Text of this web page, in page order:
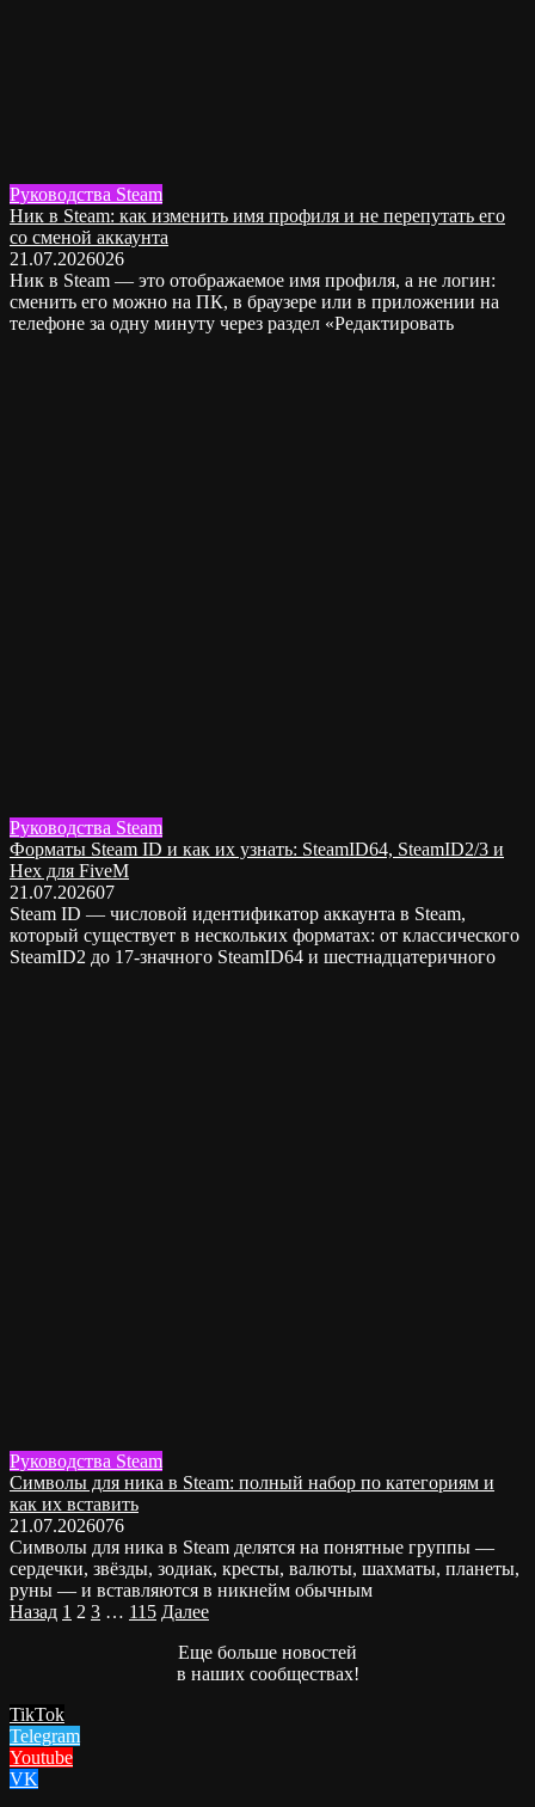
Руководства Steam
Ник в Steam: как изменить имя профиля и не перепутать его
со сменой аккаунта
21.07.2026026
Ник в Steam — это отображаемое имя профиля, а не логин:
сменить его можно на ПК, в браузере или в приложении на
телефоне за одну минуту через раздел «Редактировать
Руководства Steam
Форматы Steam ID и как их узнать: SteamID64, SteamID2/3 и
Hex для FiveM
21.07.202607
Steam ID — числовой идентификатор аккаунта в Steam,
который существует в нескольких форматах: от классического
SteamID2 до 17-значного SteamID64 и шестнадцатеричного
Руководства Steam
Символы для ника в Steam: полный набор по категориям и
как их вставить
21.07.2026076
Символы для ника в Steam делятся на понятные группы —
сердечки, звёзды, зодиак, кресты, валюты, шахматы, планеты,
руны — и вставляются в никнейм обычным
Пагинация
Назад 1 2 3 … 115 Далее
Еще больше новостей
в наших сообществах!
TikTok
Telegram
Youtube
VK